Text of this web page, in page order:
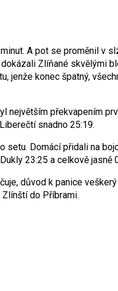
A pot se proměnil v
Zlíňané skvělými
jenže konec špatný,
největším překvapením
snadno 25:19.
setu. Domácí přidali na
23:25 a celkově jasně
důvod k panice
do Příbrami.